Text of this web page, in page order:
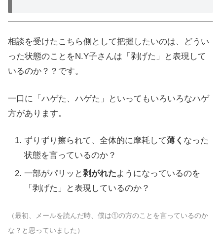
相談を受けたこちら側として把握したいのは、どうい
った状態のことをN.Y子さんは「剥げた」と表現して
いるのか？？です。
一口に「ハゲた、ハゲた」といってもいろいろなハゲ
方があります。
ずりずり擦られて、全体的に摩耗して薄く なった
状態を言っているのか？
一部がパリッと剥がれたようになっているのを
「剥げた」と表現しているのか？
（最初、メールを読んだ時、僕は①の方のことを言っているのか
な？と思っていました）